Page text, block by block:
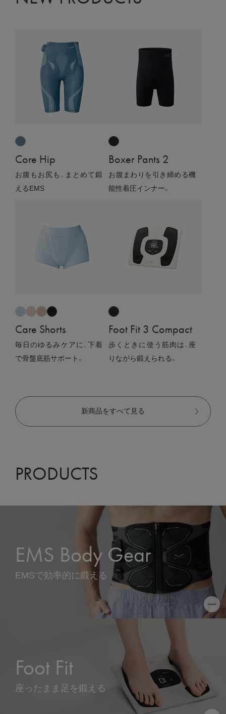
Core Hip
お腹もお尻も、まとめて鍛
えるEMS
Boxer Pants 2
お腹まわりを引き締める機
能性着圧インナー。
Care Shorts
毎日のゆるみケアに、下着
で骨盤底筋サポート。
Foot Fit 3 Compact
歩くときに使う筋肉は、座
りながら鍛えられる。
新商品をすべて見る
PRODUCTS
EMS Body Gear
EMSで効率的に鍛える
Foot Fit
座ったまま足を鍛える